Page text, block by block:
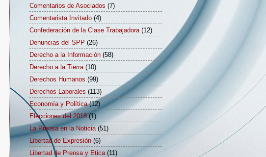
Comentarios de Asociados (7)
Comentarista Invitado (4)
Confederación de la Clase Trabajadora (12)
Denuncias del SPP (26)
Derecho a la Información (58)
Derecho a la Tierra (10)
Derechos Humanos (99)
Derechos Laborales (113)
Economía y Política (12)
Elecciones del 2018 (1)
La Prensa en la Noticia (51)
Libertad de Expresión (6)
Libertad de Prensa y Etica (11)